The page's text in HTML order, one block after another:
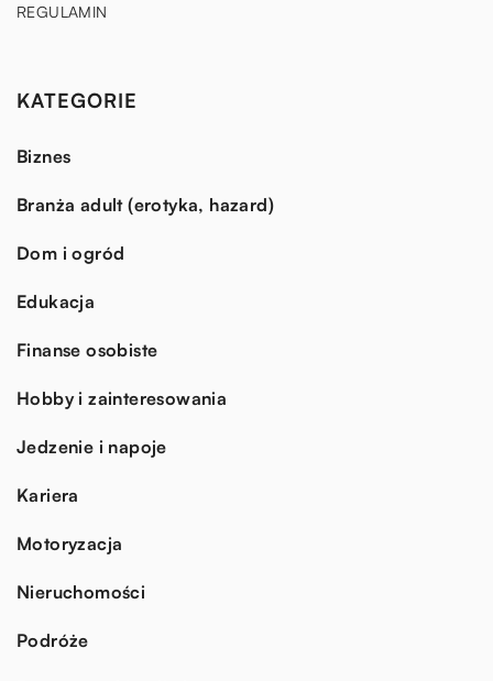
REGULAMIN
KATEGORIE
Biznes
Branża adult (erotyka, hazard)
Dom i ogród
Edukacja
Finanse osobiste
Hobby i zainteresowania
Jedzenie i napoje
Kariera
Motoryzacja
Nieruchomości
Podróże